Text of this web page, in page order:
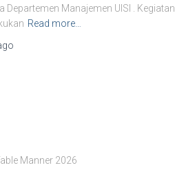
Manajemen UISI . Kegiatan
Read more…
Manner 2026